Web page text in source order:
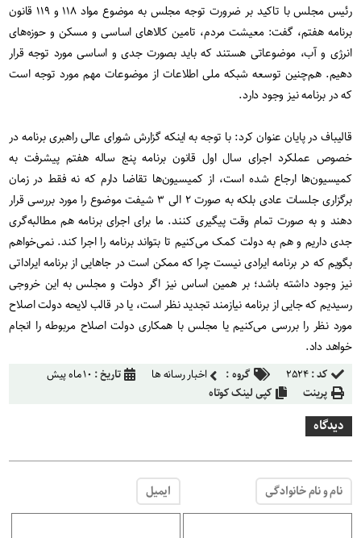
رئیس مجلس با تاکید بر ضرورت توجه مجلس به موضوع مواد ۱۱۸ و ۱۱۹ قانون
برنامه هفتم، گفت: معیشت مردم، تامین کالاهای اساسی و مسکن و حوزه‌های
انرژی و آب، موضوعاتی هستند که باید بصورت جدی و اساسی مورد توجه قرار
دهیم. هم‌چنین توسعه شبکه ملی اطلاعات از موضوعات مهم مورد توجه است
که در برنامه نیز وجود دارد.
قالیباف در پایان عنوان کرد: با توجه به اینکه گزارش شورای عالی راهبری برنامه در
خصوص عملکرد اجرای سال اول قانون برنامه پنج ساله هفتم پیشرفت به
کمیسیون‌ها ارجاع شده است، از کمیسیون‌ها تقاضا دارم که نه فقط در زمان
برگزاری جلسات عادی بلکه به صورت ۲ الی ۳ شیفت موضوع را مورد بررسی قرار
دهند و به صورت تمام وقت پیگیری کنند. ما برای اجرای برنامه هم مطالبه‌گری
جدی داریم و هم به دولت کمک می‌کنیم تا بتواند برنامه را اجرا کند. نمی‌خواهم
بگویم که در برنامه ایرادی نیست چرا که ممکن است در جاهایی از برنامه ایراداتی
نیز وجود داشته باشد؛ بر همین اساس نیز اگر دولت و مجلس به این خروجی
رسیدیم که جایی از برنامه نیازمند تجدید نظر است، یا در قالب لایحه دولت اصلاح
مورد نظر را بررسی می‌کنیم یا مجلس با همکاری دولت اصلاح مربوطه را انجام
خواهد داد.
کد :۲۵۲۴ گروه : اخبار رسانه ها تاریخ : ۱۰ ماه پیش
پرینت
کپی لینک کوتاه
دیدگاه
نام و نام خانوادگی ایمیل